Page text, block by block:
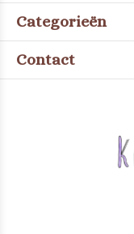
Categorieën
Contact